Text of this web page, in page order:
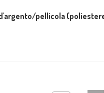
pellicola